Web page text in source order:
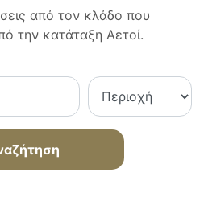
από τον κλάδο που
την κατάταξη Αετοί.